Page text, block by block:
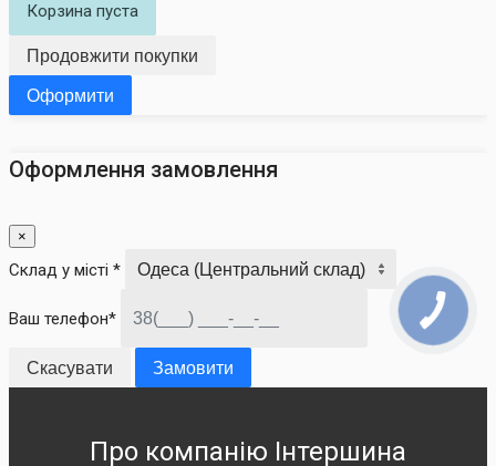
Корзина пуста
Продовжити покупки
Оформити
Оформлення замовлення
×
Склад у місті *
Ваш телефон*
Скасувати Замовити
Про компанію Інтершина